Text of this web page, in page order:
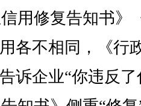
用修复告知书》
各不相同，《行
诉企业“你违反